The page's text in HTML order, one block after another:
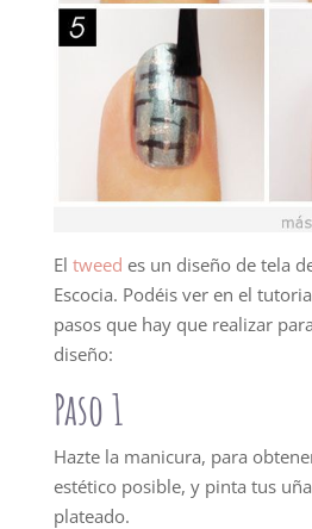
El tweed es un diseño de tela
Escocia. Podéis ver en el
pasos que hay que realizar
diseño:
Paso 1
Hazte la manicura, para
estético posible, y pinta tus
plateado.